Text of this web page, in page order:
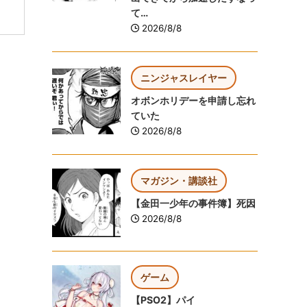
て…
2026/8/8
ニンジャスレイヤー
オボンホリデーを申請し忘れ
ていた
2026/8/8
マガジン・講談社
【金田一少年の事件簿】死因
2026/8/8
ゲーム
【PSO2】パイ